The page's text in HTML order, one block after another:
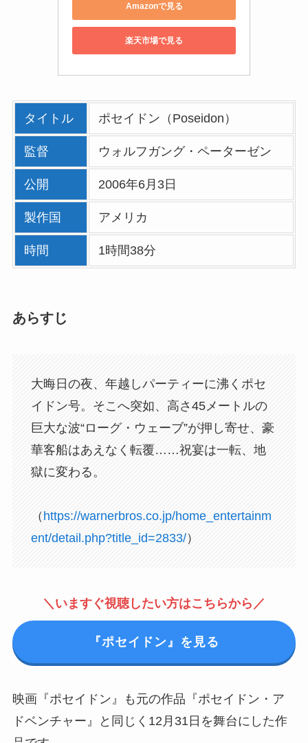
Amazonで見る
楽天市場で見る
タイトル ポセイドン（Poseidon）
監督 ウォルフガング・ペーターゼン
公開 2006年6月3日
製作国 アメリカ
時間 1時間38分
あらすじ
大晦日の夜、年越しパーティーに沸くポセ
イドン号。そこへ突如、高さ45メートルの
巨大な波“ローグ・ウェーブ”が押し寄せ、豪
華客船はあえなく転覆……祝宴は一転、地
獄に変わる。
（ https://warnerbros.co.jp/home_entertainm
ent/detail.php?title_id=2833/）
＼いますぐ視聴したい方はこちらから／
『ポセイドン』を見る
映画『ポセイドン』も元の作品『ポセイドン・ア
ドベンチャー』と同じく12月31日を舞台にした作